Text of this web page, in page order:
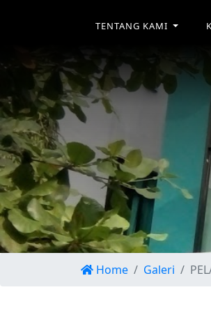
TENTANG KAMI
Home Galeri